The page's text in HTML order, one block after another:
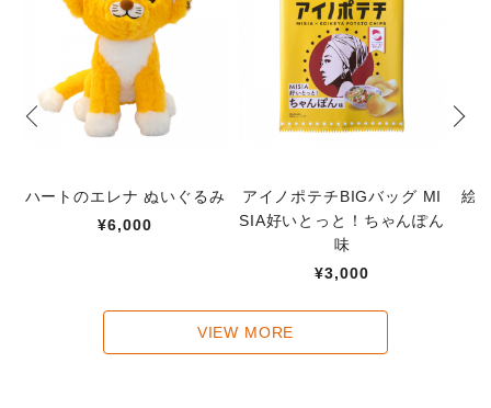
ハートのエレナ ぬいぐるみ
¥6,000
アイノポテチBIGバッグ MI
SIA好いとっと！ちゃんぽん
味
¥3,000
絵
VIEW MORE